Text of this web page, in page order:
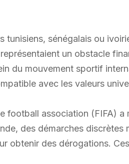
tunisiens, sénégalais ou
un obstacle
du mouvement sportif
avec les valeurs
football association (FIFA)
des démarches discrètes
obtenir des dérogations.